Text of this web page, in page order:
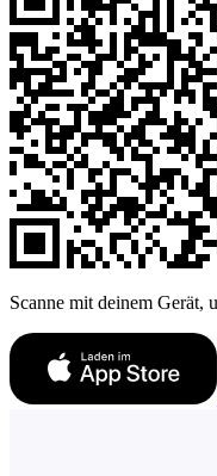
Scanne mit deinem Gerät,